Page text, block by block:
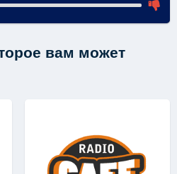
вам может